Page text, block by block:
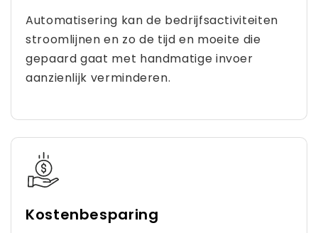
Automatisering kan de bedrijfsactiviteiten
stroomlijnen en zo de tijd en moeite die
gepaard gaat met handmatige invoer
aanzienlijk verminderen.
Kostenbesparing